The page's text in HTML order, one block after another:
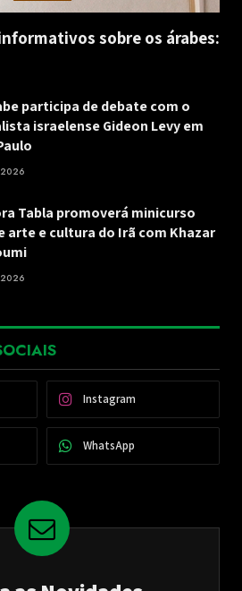
sobre os árabes:
participa de debate com o
israelense Gideon Levy em
Tabla promoverá minicurso
arte e cultura do Irã com Khazar
Instagram
WhatsApp